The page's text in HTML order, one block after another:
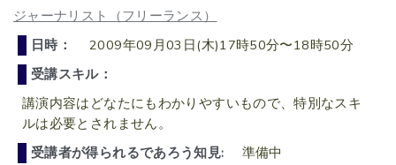
ジャーナリスト（フリーランス）
日時：
2009年09月03日(木)17時50分〜18時50分
受講スキル：
講演内容はどなたにもわかりやすいもので、特別なスキ
ルは必要とされません。
受講者が得られるであろう知見:
準備中